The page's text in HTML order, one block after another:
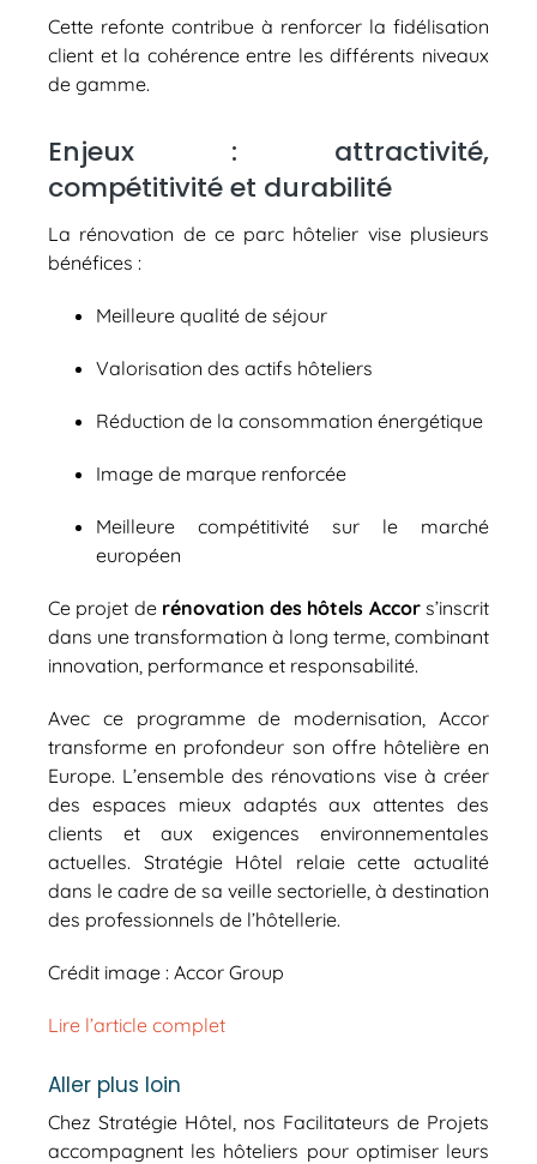
Cette refonte contribue à renforcer la fidélisation
client et la cohérence entre les différents niveaux
de gamme.
Enjeux : attractivité,
compétitivité et durabilité
La rénovation de ce parc hôtelier vise plusieurs
bénéfices :
Meilleure qualité de séjour
Valorisation des actifs hôteliers
Réduction de la consommation énergétique
Image de marque renforcée
Meilleure compétitivité sur le marché
européen
Ce projet de rénovation des hôtels Accors’inscrit
dans une transformation à long terme, combinant
innovation, performance et responsabilité.
Avec ce programme de modernisation, Accor
transforme en profondeur son offre hôtelière en
Europe. L’ensemble des rénovations vise à créer
des espaces mieux adaptés aux attentes des
clients et aux exigences environnementales
actuelles. Stratégie Hôtel relaie cette actualité
dans le cadre de sa veille sectorielle, à destination
des professionnels de l’hôtellerie.
Crédit image : Accor Group
Lire l’article complet
Aller plus loin
Chez Stratégie Hôtel, nos Facilitateurs de Projets
accompagnent les hôteliers pour optimiser leurs